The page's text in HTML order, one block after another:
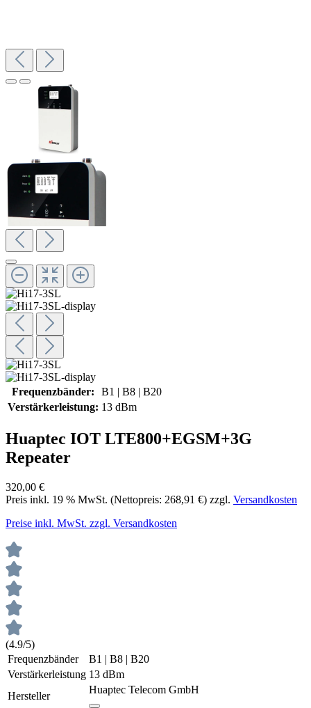
Frequenzbänder:
B1 | B8 | B20
Verstärkerleistung: 13 dBm
Huaptec IOT LTE800+EGSM+3G
Repeater
320,00 €
Preis inkl. 19 % MwSt. (Nettopreis: 268,91 €) zzgl. Versandkosten
Preise inkl. MwSt. zzgl. Versandkosten
(4.9/5)
Frequenzbänder
B1 | B8 | B20
Verstärkerleistung 13 dBm
Hersteller
Huaptec Telecom GmbH